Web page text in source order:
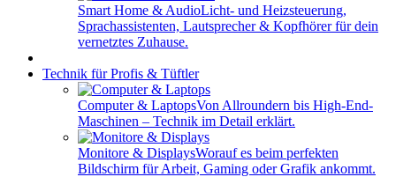
Smart Home & AudioLicht- und Heizsteuerung,
Sprachassistenten, Lautsprecher & Kopfhörer für dein
vernetztes Zuhause.
Technik für Profis & Tüftler
Computer & LaptopsVon Allroundern bis High-End-
Maschinen – Technik im Detail erklärt.
Monitore & DisplaysWorauf es beim perfekten
Bildschirm für Arbeit, Gaming oder Grafik ankommt.